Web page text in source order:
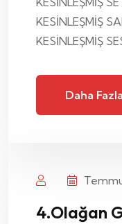
KESİNLEŞMİŞ
KESİNLEŞMİŞ
Daha Fazla
4.Olağan